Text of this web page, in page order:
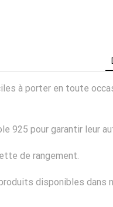
à porter en toute
925 pour garantir leur
de rangement.
disponibles dans